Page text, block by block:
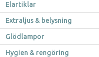
Elartiklar
Extraljus & belysning
Glödlampor
Hygien & rengöring